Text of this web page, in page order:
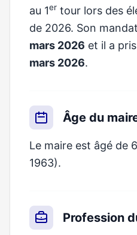
au 1er tour lors des
de 2026. Son
mars 2026 et il a
mars 2026.
Âge du
Le maire est âgé de
1963).
Profession